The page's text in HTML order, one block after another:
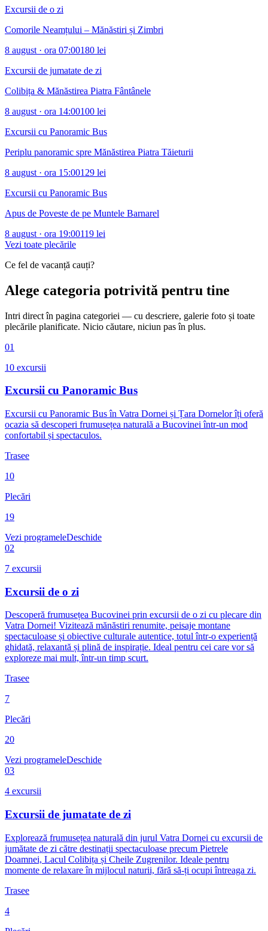
Excursii de o zi
Comorile Neamțului – Mănăstiri și Zimbri
8 august · ora 07:00180 lei
Excursii de jumatate de zi
Colibița & Mănăstirea Piatra Fântânele
8 august · ora 14:00100 lei
Excursii cu Panoramic Bus
Periplu panoramic spre Mănăstirea Piatra Tăieturii
8 august · ora 15:00129 lei
Excursii cu Panoramic Bus
Apus de Poveste de pe Muntele Barnarel
8 august · ora 19:00119 lei
Vezi toate plecările
Ce fel de vacanță cauți?
Alege categoria potrivită pentru tine
Intri direct în pagina categoriei — cu descriere, galerie foto și toate
plecările planificate. Nicio căutare, niciun pas în plus.
01
10 excursii
Excursii cu Panoramic Bus
Excursii cu Panoramic Bus în Vatra Dornei și Țara Dornelor îți oferă
ocazia să descoperi frumusețea naturală a Bucovinei într-un mod
confortabil și spectaculos.
Trasee
10
Plecări
19
Vezi programeleDeschide
02
7 excursii
Excursii de o zi
Descoperă frumusețea Bucovinei prin excursii de o zi cu plecare din
Vatra Dornei! Vizitează mănăstiri renumite, peisaje montane
spectaculoase și obiective culturale autentice, totul într-o experiență
ghidată, relaxantă și plină de inspirație. Ideal pentru cei care vor să
exploreze mai mult, într-un timp scurt.
Trasee
7
Plecări
20
Vezi programeleDeschide
03
4 excursii
Excursii de jumatate de zi
Explorează frumusețea naturală din jurul Vatra Dornei cu excursii de
jumătate de zi către destinații spectaculoase precum Pietrele
Doamnei, Lacul Colibița și Cheile Zugrenilor. Ideale pentru
momente de relaxare în mijlocul naturii, fără să-ți ocupi întreaga zi.
Trasee
4